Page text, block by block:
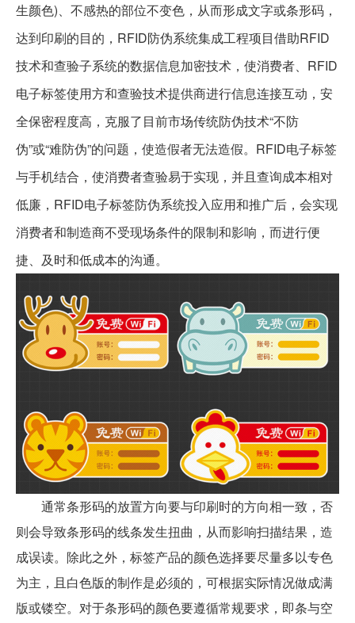
生颜色)、不感热的部位不变色，从而形成文字或条形码，
达到印刷的目的，RFID防伪系统集成工程项目借助RFID
技术和查验子系统的数据信息加密技术，使消费者、RFID
电子标签使用方和查验技术提供商进行信息连接互动，安
全保密程度高，克服了目前市场传统防伪技术“不防
伪”或“难防伪”的问题，使造假者无法造假。RFID电子标签
与手机结合，使消费者查验易于实现，并且查询成本相对
低廉，RFID电子标签防伪系统投入应用和推广后，会实现
消费者和制造商不受现场条件的限制和影响，而进行便
捷、及时和低成本的沟通。
通常条形码的放置方向要与印刷时的方向相一致，否
则会导致条形码的线条发生扭曲，从而影响扫描结果，造
成误读。除此之外，标签产品的颜色选择要尽量多以专色
为主，且白色版的制作是必须的，可根据实际情况做成满
版或镂空。对于条形码的颜色要遵循常规要求，即条与空